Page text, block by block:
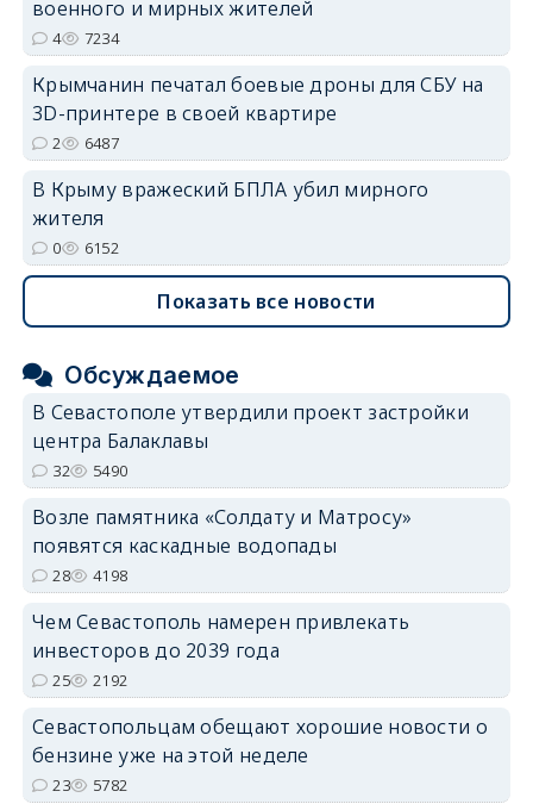
военного и мирных жителей
4 7234
Крымчанин печатал боевые дроны для СБУ на
3D-принтере в своей квартире
2 6487
В Крыму вражеский БПЛА убил мирного
жителя
0 6152
Показать все новости
Обсуждаемое
В Севастополе утвердили проект застройки
центра Балаклавы
32 5490
Возле памятника «Солдату и Матросу»
появятся каскадные водопады
28 4198
Чем Севастополь намерен привлекать
инвесторов до 2039 года
25 2192
Севастопольцам обещают хорошие новости о
бензине уже на этой неделе
23 5782